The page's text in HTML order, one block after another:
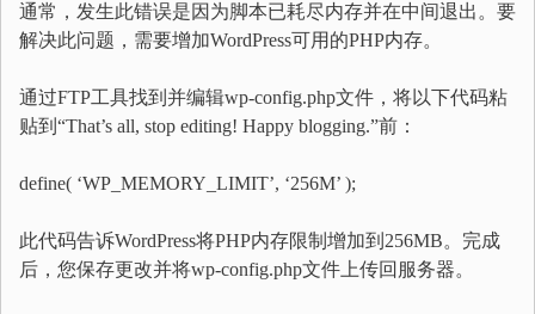
通常，发生此错误是因为脚本已耗尽内存并在中间退出。要
解决此问题，需要增加WordPress可用的PHP内存。
通过FTP工具找到并编辑wp-config.php文件，将以下代码粘
贴到“That’s all, stop editing! Happy blogging.”前：
define( ‘WP_MEMORY_LIMIT’, ‘256M’ );
此代码告诉WordPress将PHP内存限制增加到256MB。完成
后，您保存更改并将wp-config.php文件上传回服务器。